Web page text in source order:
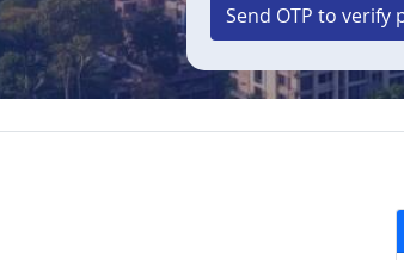
Send OTP to verify